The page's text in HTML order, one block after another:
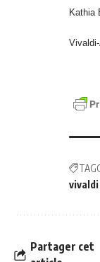
Kathia
vivaldi
Partager cet